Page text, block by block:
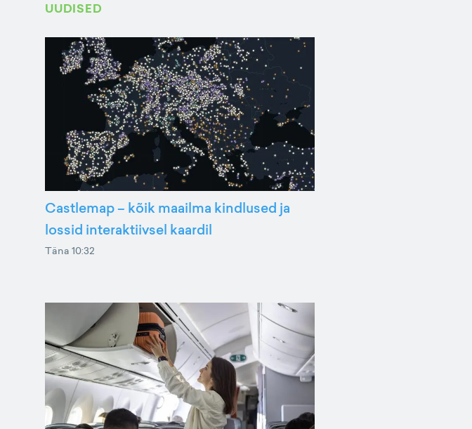
UUDISED
Castlemap – kõik maailma kindlused ja
lossid interaktiivsel kaardil
Täna 10:32